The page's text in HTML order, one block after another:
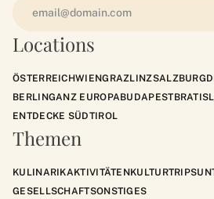
Locations
ÖSTERREICHWIENGRAZLINZSALZBURG
BERLINGANZ EUROPABUDAPEST
ENTDECKE SÜDTIROL
Themen
KULINARIKAKTIVITÄTENKULTURTRIPS
GESELLSCHAFTSONSTIGES